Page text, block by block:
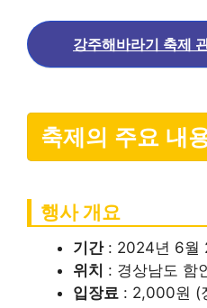
강주해바라기 축제
축제의 주요 내
행사 개요
기간: 2024년 6월
위치 : 경상남도 함
입장료 : 2,000원 (